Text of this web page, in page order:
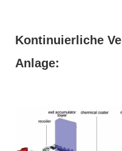
Kontinuierliche
Anlage: